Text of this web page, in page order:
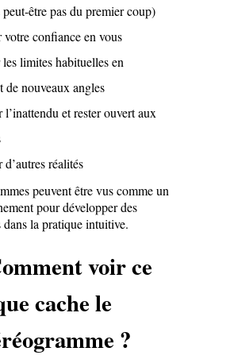
être pas du premier coup)
votre confiance en vous
les limites habituelles en
de nouveaux angles
et rester ouvert aux
réalités
peuvent être vus comme un
pour développer des
la pratique intuitive.
voir ce
cache le
?